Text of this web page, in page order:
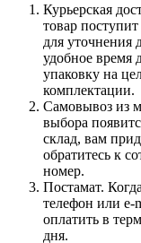
Курьерская
товар
для уточнения
удобное время
упаковку на
комплектации.
Самовывоз из
выбора
склад, вам
обратитесь к
номер.
Постамат.
телефон или e-
оплатить в
дня.